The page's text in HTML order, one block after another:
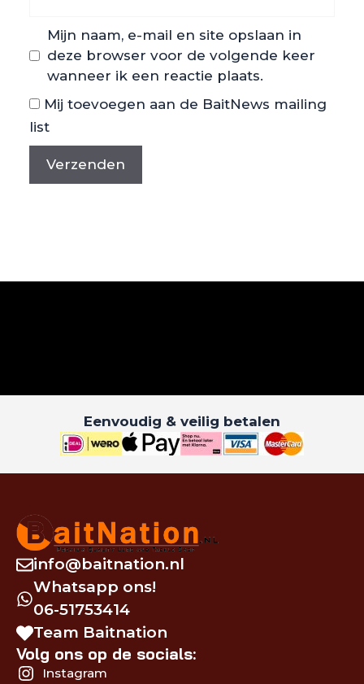
Mijn naam, e-mail en site opslaan in
deze browser voor de volgende keer
wanneer ik een reactie plaats.
Mij toevoegen aan de BaitNews mailing
list
Eenvoudig & veilig betalen
info@baitnation.nl
Whatsapp ons!
06-51753414
Team Baitnation
Volg ons op de socials:
Instagram